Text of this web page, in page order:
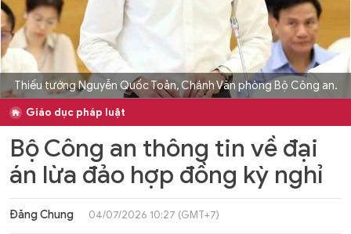
Thiếu tướng Nguyễn Quốc Toản, Chánh Văn phòng Bộ Công an.
Giáo dục pháp luật
Bộ Công an thông tin về đại
án lừa đảo hợp đồng kỳ nghỉ
Đăng Chung 04/07/2026 10:27 (GMT+7)